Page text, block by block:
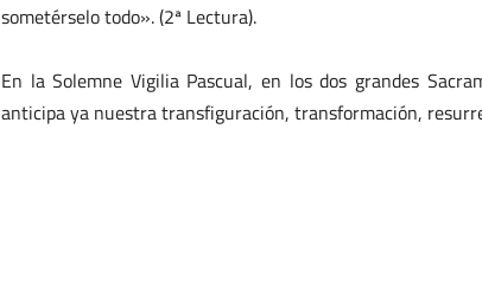
sometérselo todo». (2ª Lectura).
En la Solemne Vigilia Pascual, en los dos grandes
anticipa ya nuestra transfiguración, transformación,